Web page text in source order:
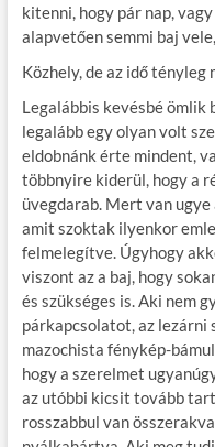
kitenni, hogy pár nap,
alapvetően semmi baj
Közhely, de az idő
Legalábbis kevésbé ömlik
legalább egy olyan volt
eldobnánk érte mindent,
többnyire kiderül, hogy a
üvegdarab. Mert van
amit szoktak ilyenkor
felmelegítve. Úgyhogy
viszont az a baj, hogy
és szükséges is. Aki nem
párkapcsolatot, az lezárni
mazochista fénykép-
hogy a szerelmet
az utóbbi kicsit tovább
rosszabbul van